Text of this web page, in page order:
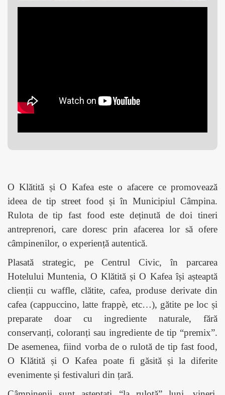
O Klătită și O Kafea este o afacere ce promovează
ideea de tip street food și în Municipiul Câmpina.
Rulota de tip fast food este deținută de doi tineri
antreprenori, care doresc prin afacerea lor să ofere
câmpinenilor, o experiență autentică.
Plasată strategic, pe Centrul Civic, în parcarea
Hotelului Muntenia, O Klătită și O Kafea își așteaptă
clienții cu waffle, clătite, cafea, produse derivate din
cafea (cappuccino, latte frappè, etc…), gătite pe loc și
preparate doar cu ingrediente naturale, fără
conservanți, coloranți sau ingrediente de tip “premix”.
De asemenea, fiind vorba de o rulotă de tip fast food,
O Klătită și O Kafea poate fi găsită și la diferite
evenimente și festivaluri din țară.